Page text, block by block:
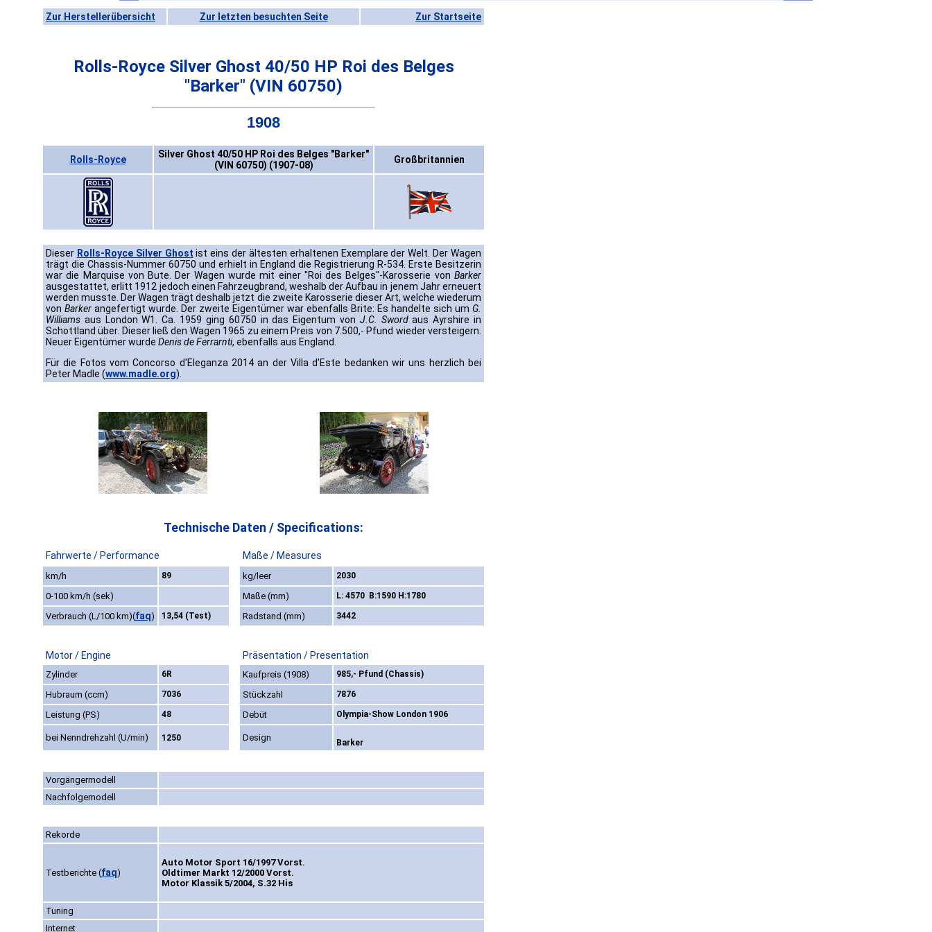
Zur Herstellerübersicht Zur letzten besuchten Seite Zur Startseite
Rolls-Royce Silver Ghost 40/50 HP Roi des Belges
"Barker" (VIN 60750)
1908
Rolls-Royce
Silver Ghost 40/50 HP Roi des Belges "Barker"
(VIN 60750) (1907-08)
Großbritannien
Dieser Rolls-Royce Silver Ghost ist eins der ältesten erhaltenen Exemplare der Welt. Der Wagen
trägt die Chassis-Nummer 60750 und erhielt in England die Registrierung R-534. Erste Besitzerin
war die Marquise von Bute. Der Wagen wurde mit einer "Roi des Belges"-Karosserie von Barker
ausgestattet, erlitt 1912 jedoch einen Fahrzeugbrand, weshalb der Aufbau in jenem Jahr erneuert
werden musste. Der Wagen trägt deshalb jetzt die zweite Karosserie dieser Art, welche wiederum
von Barker angefertigt wurde. Der zweite Eigentümer war ebenfalls Brite: Es handelte sich um G.
Williams aus London W1. Ca. 1959 ging 60750 in das Eigentum von J.C. Swordaus Ayrshire in
Schottland über. Dieser ließ den Wagen 1965 zu einem Preis von 7.500,- Pfund wieder versteigern.
Neuer Eigentümer wurde Denis de Ferrarnti, ebenfalls aus England.
Für die Fotos vom Concorso d'Eleganza 2014 an der Villa d'Este bedanken wir uns herzlich bei
Peter Madle (www.madle.org).
Technische Daten / Specifications:
Fahrwerte / Performance Maße / Measures
km/h 89 kg/leer 2030
0-100 km/h (sek) Maße (mm) L: 4570 B:1590 H:1780
Verbrauch (L/100 km)(faq) 13,54 (Test) Radstand (mm) 3442
Motor / Engine Präsentation / Presentation
Zylinder 6R Kaufpreis (1908) 985,- Pfund (Chassis)
Hubraum (ccm) 7036 Stückzahl 7876
Leistung (PS) 48 Debüt Olympia-Show London 1906
bei Nenndrehzahl (U/min) 1250 Design Barker
Vorgängermodell
Nachfolgemodell
Rekorde
Testberichte (faq)
Auto Motor Sport 16/1997 Vorst.
Oldtimer Markt 12/2000 Vorst.
Motor Klassik 5/2004, S.32 His
Tuning
Internet